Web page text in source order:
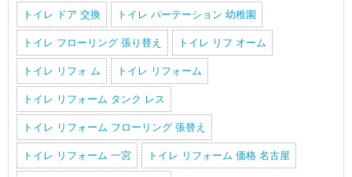
トイレ ドア 交換 トイレ パーテーション 幼稚園
トイレ フローリング 張り替え トイレ リフ オーム
トイレ リフォ ム トイレ リフォーム
トイレ リフォーム タンク レス
トイレ リフォーム フローリング 張替え
トイレ リフォーム 一宮 トイレ リフォーム 価格 名古屋